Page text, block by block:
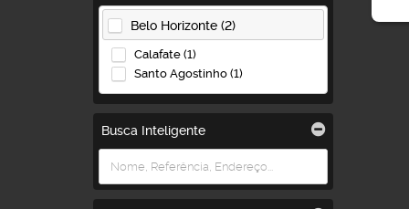
Galpão (2)
Belo Horizonte (2)
Calafate (1)
Santo Agostinho (1)
Busca Inteligente